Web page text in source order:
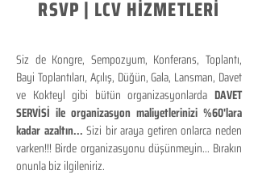
RSVP | LCV HİZMETLERİ
Siz de Kongre, Sempozyum, Konferans, Toplantı,
Bayi Toplantıları, Açılış, Düğün, Gala, Lansman, Davet
ve Kokteyl gibi bütün organizasyonlarda DAVET
SERVİSİ ile organizasyon maliyetlerinizi %60'lara
kadar azaltın...Sizi bir araya getiren onlarca neden
varken!!! Birde organizasyonu düşünmeyin... Bırakın
onunla biz ilgileniriz.